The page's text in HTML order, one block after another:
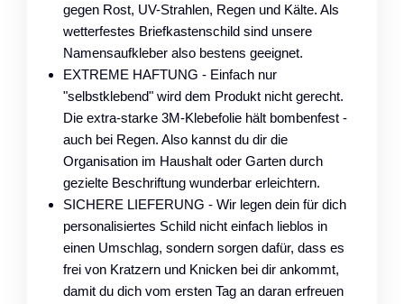
gegen Rost, UV-Strahlen, Regen und Kälte. Als
wetterfestes Briefkastenschild sind unsere
Namensaufkleber also bestens geeignet.
EXTREME HAFTUNG - Einfach nur
"selbstklebend" wird dem Produkt nicht gerecht.
Die extra-starke 3M-Klebefolie hält bombenfest -
auch bei Regen. Also kannst du dir die
Organisation im Haushalt oder Garten durch
gezielte Beschriftung wunderbar erleichtern.
SICHERE LIEFERUNG - Wir legen dein für dich
personalisiertes Schild nicht einfach lieblos in
einen Umschlag, sondern sorgen dafür, dass es
frei von Kratzern und Knicken bei dir ankommt,
damit du dich vom ersten Tag an daran erfreuen